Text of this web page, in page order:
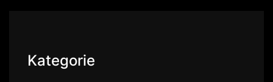
Kategorie